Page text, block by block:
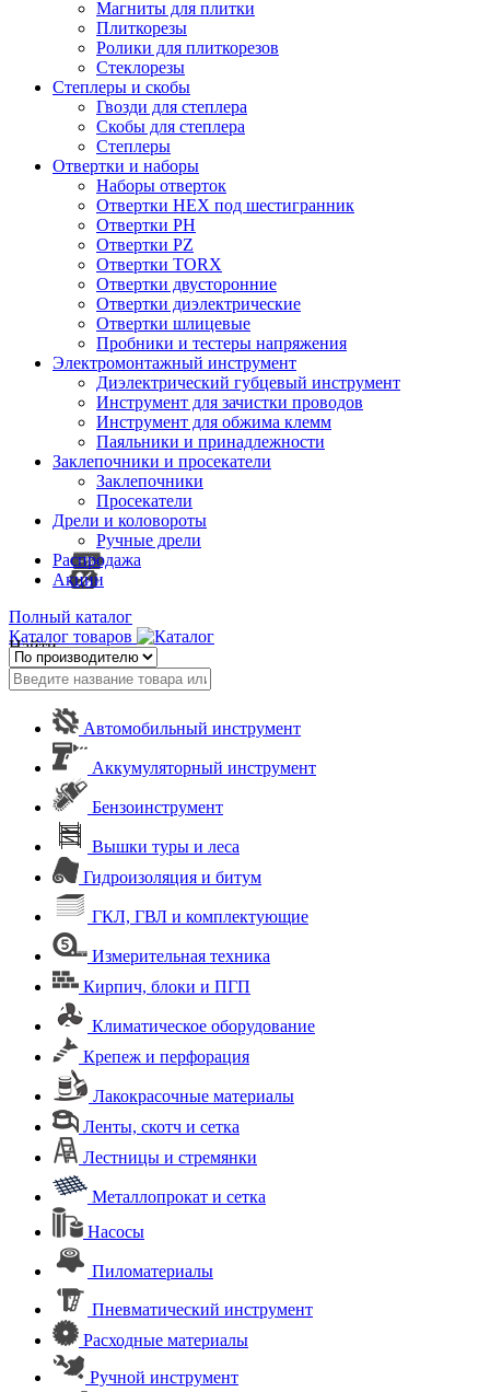
Магниты для плитки
Плиткорезы
Ролики для плиткорезов
Стеклорезы
Степлеры и скобы
Гвозди для степлера
Скобы для степлера
Степлеры
Отвертки и наборы
Наборы отверток
Отвертки HEX под шестигранник
Отвертки PH
Отвертки PZ
Отвертки TORX
Отвертки двусторонние
Отвертки диэлектрические
Отвертки шлицевые
Пробники и тестеры напряжения
Электромонтажный инструмент
Диэлектрический губцевый инструмент
Инструмент для зачистки проводов
Инструмент для обжима клемм
Паяльники и принадлежности
Заклепочники и просекатели
Заклепочники
Просекатели
Дрели и коловороты
Ручные дрели
Распродажа
Акции
Полный каталог
Каталог товаров
Найти
Автомобильный инструмент
Аккумуляторный инструмент
Бензоинструмент
Вышки туры и леса
Гидроизоляция и битум
ГКЛ, ГВЛ и комплектующие
Измерительная техника
Кирпич, блоки и ПГП
Климатическое оборудование
Крепеж и перфорация
Лакокрасочные материалы
Ленты, скотч и сетка
Лестницы и стремянки
Металлопрокат и сетка
Насосы
Пиломатериалы
Пневматический инструмент
Расходные материалы
Ручной инструмент